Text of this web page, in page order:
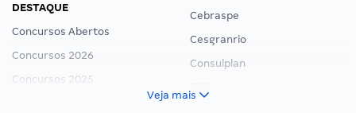
DESTAQUE
Concursos Abertos
Concursos 2026
Concursos 2025
Cebraspe
Cesgranrio
Consulplan
Veja mais